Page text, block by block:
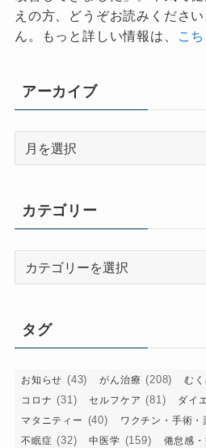
えの方、どうぞお読みくださ
ん。もっと詳しい情報は、
こち
アーカイブ
ブ
カテゴリー
ー
タグ
お知らせ (43) がん治療 (208) む
コロナ (31) セルフケア (81) ダイ
マタニティー (40) ワクチン・手術
不眠症 (32) 中医学 (159) 倦怠感